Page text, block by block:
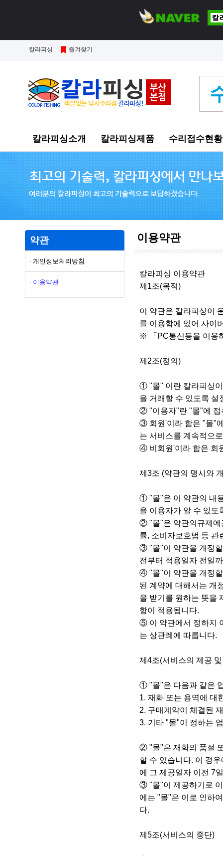
칼라피싱 즐겨찾기
칼라피싱소개 칼라피싱제품 수리접수현황
이용약관
약관
개인정보처리방침
이용약관
칼라피싱 이용약관
제1조(목적)
이 약관은 칼라피싱이
를 이용함에 있어 사이
※ 「PC통신등을 이용
제2조(정의)
① "몰" 이란 칼라피싱
을 거래할 수 있도록 설
② "이용자"란 "몰"에 접
③ 회원'이라 함은 "몰"
는 서비스를 계속적으
④ 비회원'이라 함은 회
제3조 (약관의 명시와
① "몰"은 이 약관의 내
을 이용자가 알 수 있도
② "몰"은 약관의규제에
률, 소비자보호법 등 관
③ "몰"이 약관을 개정
전부터 적용일자 전일
④ "몰"이 약관을 개정
된 계약에 대해서는 개
을 받기를 원하는 뜻을
항이 적용됩니다.
⑤ 이 약관에서 정하지
는 상관례에 따릅니다.
제4조(서비스의 제공
① "몰"은 다음과 같은
1. 재화 또는 용역에 대
2. 구매계약이 체결된
3. 기타 "몰"이 정하는
② "몰"은 재화의 품절
할 수 있습니다. 이 경
에 그 제공일자 이전 7
③ "몰"이 제공하기로
에는 "몰"은 이로 인하
다.
제5조(서비스의 중단)